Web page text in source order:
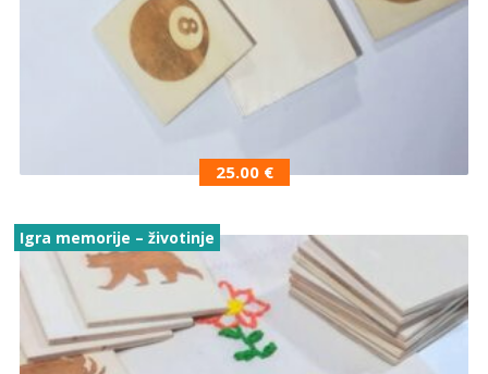
25.00 €
Igra memorije – životinje